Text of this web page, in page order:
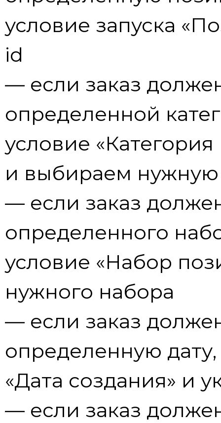
условие запуска
id
— если заказ
определенной
условие
и выбираем нужную
— если заказ
определенного
условие «Набор
нужного набора
— если заказ
определенную
«Дата создания» и
— если заказ